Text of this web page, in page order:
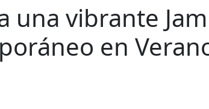
una vibrante Jam
en